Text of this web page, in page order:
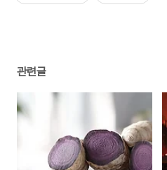
관련글